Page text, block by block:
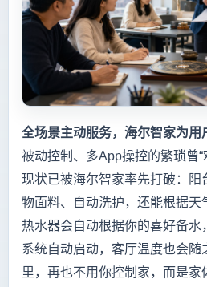
全场景主动服务，海尔智家为用
被动控制、多App操控的繁琐曾
现状已被海尔智家率先打破：阳
物面料、自动洗护，还能根据天
热水器会自动根据你的喜好备水
系统自动启动，客厅温度也会随
里，再也不用你控制家，而是家